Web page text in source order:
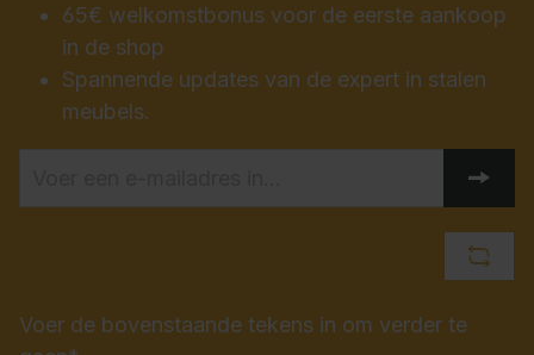
65€ welkomstbonus voor de eerste aankoop
in de shop
Spannende updates van de expert in stalen
meubels.
Voer de bovenstaande tekens in om verder te